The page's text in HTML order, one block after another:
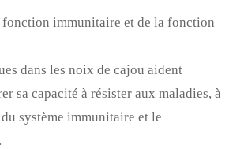
immunitaire et de la fonction
dans les noix de cajou aident
sa capacité à résister aux maladies, à
système immunitaire et le